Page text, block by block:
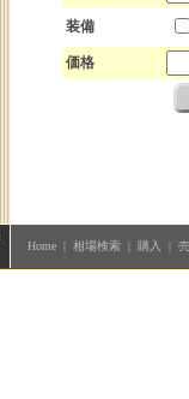
装備
価格
Home| 相場検索| 購入 |